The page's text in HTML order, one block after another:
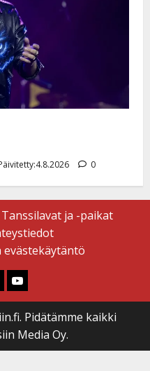
0
Tanssilavat ja -paikat
evästekäytäntö
Youtube
Pidätämme kaikki
Media Oy.